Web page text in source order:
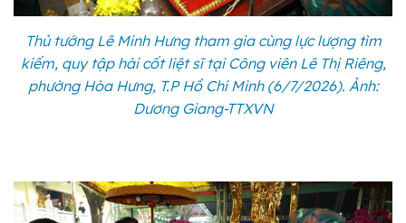
Thủ tướng Lê Minh Hưng tham gia cùng lực lượng tìm
kiếm, quy tập hài cốt liệt sĩ tại Công viên Lê Thị Riêng,
phường Hòa Hưng, T.P Hồ Chí Minh (6/7/2026). Ảnh:
Dương Giang-TTXVN